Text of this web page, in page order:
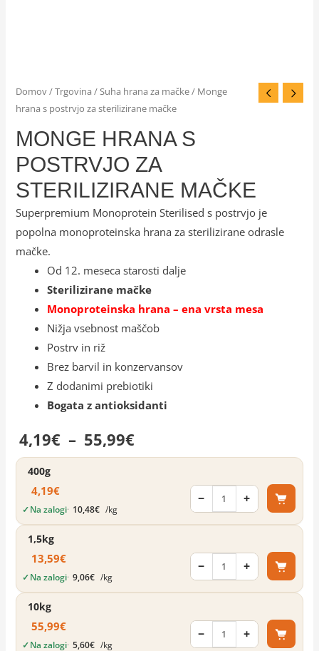
Domov/Trgovina /Suha hrana za mačke/ Monge
hrana s postrvjo za sterilizirane mačke
MONGE HRANA S
POSTRVJO ZA
STERILIZIRANE MAČKE
Superpremium Monoprotein Sterilised s postrvjo je
popolna monoproteinska hrana za sterilizirane odrasle
mačke.
Od 12. meseca starosti dalje
Sterilizirane mačke
Monoproteinska hrana – ena vrsta mesa
Nižja vsebnost maščob
Postrv in riž
Brez barvil in konzervansov
Z dodanimi prebiotiki
Bogata z antioksidanti
4,19€ – 55,99€
4,19€
400g
4,19€
✓ Na zalogi· 10,48€ /kg
− +
1,5kg
13,59€
✓ Na zalogi· 9,06€ /kg
− +
10kg
55,99€
✓ Na zalogi· 5,60€ /kg
− +